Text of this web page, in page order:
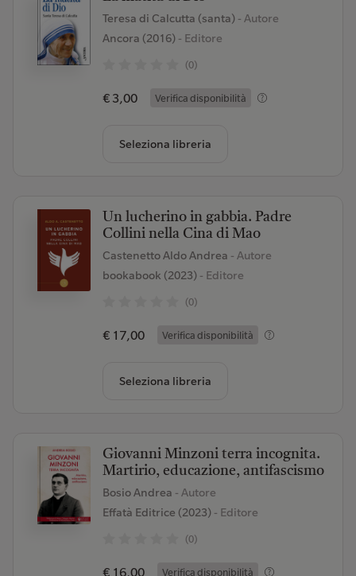
Teresa di Calcutta (santa) - Autore
Ancora (2016)- Editore
(0)
€ 3,00 Verifica disponibilità
Seleziona libreria
Un lucherino in gabbia. Padre
Collini nella Cina di Mao
Castenetto Aldo Andrea - Autore
bookabook (2023)- Editore
(0)
€ 17,00 Verifica disponibilità
Seleziona libreria
Giovanni Minzoni terra incognita.
Martirio, educazione, antifascismo
Bosio Andrea - Autore
Effatà Editrice (2023)- Editore
(0)
€ 16,00 Verifica disponibilità